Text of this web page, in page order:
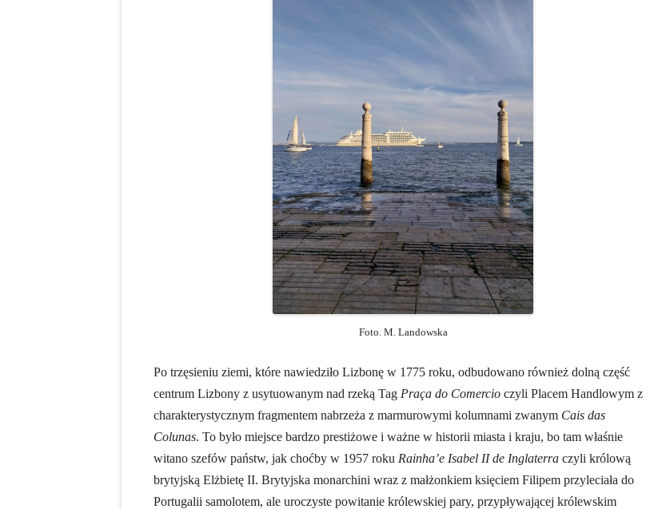
Foto. M. Landowska
Po trzęsieniu ziemi, które nawiedziło Lizbonę w 1775 roku, odbudowano również dolną część
centrum Lizbony z usytuowanym nad rzeką Tag Praça do Comercio czyli Placem Handlowym z
charakterystycznym fragmentem nabrzeża z marmurowymi kolumnami zwanym Cais das
Colunas. To było miejsce bardzo prestiżowe i ważne w historii miasta i kraju, bo tam właśnie
witano szefów państw, jak choćby w 1957 roku Rainha’e Isabel II de Inglaterra czyli królową
brytyjską Elżbietę II. Brytyjska monarchini wraz z małżonkiem księciem Filipem przyleciała do
Portugalii samolotem, ale uroczyste powitanie królewskiej pary, przypływającej królewskim